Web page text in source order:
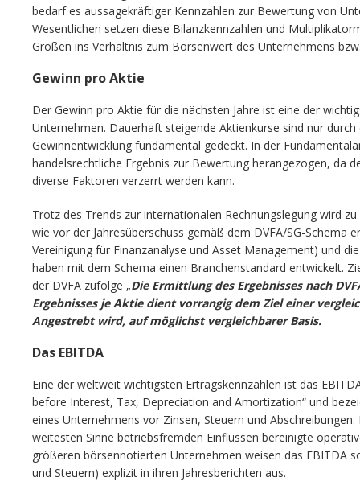
bedarf es aussagekräftiger Kennzahlen zur Bewertung von
Wesentlichen setzen diese Bilanzkennzahlen und
Größen ins Verhältnis zum Börsenwert des Unternehmens
Gewinn pro Aktie
Der Gewinn pro Aktie für die nächsten Jahre ist eine der
Unternehmen. Dauerhaft steigende Aktienkurse sind nur
Gewinnentwicklung fundamental gedeckt. In der
handelsrechtliche Ergebnis zur Bewertung herangezogen, da
diverse Faktoren verzerrt werden kann.
Trotz des Trends zur internationalen Rechnungslegung wird
wie vor der Jahresüberschuss gemäß dem DVFA/SG-Schema
Vereinigung für Finanzanalyse und Asset Management) und
haben mit dem Schema einen Branchenstandard entwickelt.
der DVFA zufolge „Die Ermittlung des Ergebnisses nach
Ergebnisses je Aktie dient vorrangig dem Ziel einer
Angestrebt wird, auf möglichst vergleichbarer Basis.
Das EBITDA
Eine der weltweit wichtigsten Ertragskennzahlen ist das
before Interest, Tax, Depreciation and Amortization“ und
eines Unternehmens vor Zinsen, Steuern und
weitesten Sinne betriebsfremden Einflüssen bereinigte
größeren börsennotierten Unternehmen weisen das EBITDA
und Steuern) explizit in ihren Jahresberichten aus.